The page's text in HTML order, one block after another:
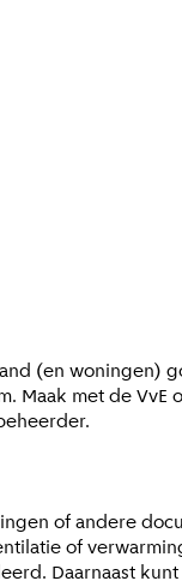
(en woningen)
Maak met de
of andere
of
Daarnaast